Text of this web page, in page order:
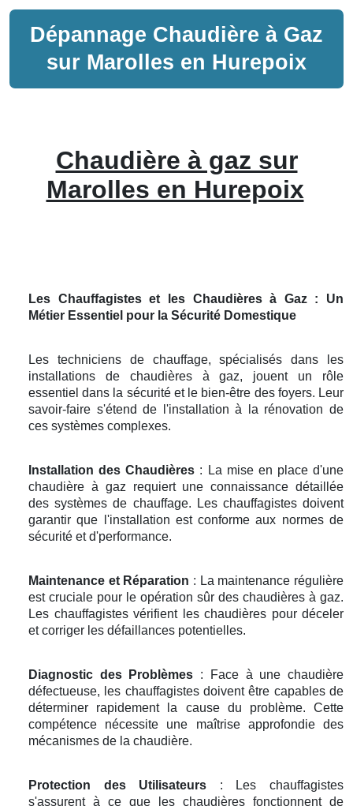
Dépannage Chaudière à Gaz
sur Marolles en Hurepoix
Chaudière à gaz sur
Marolles en Hurepoix
Les Chauffagistes et les Chaudières à Gaz : Un
Métier Essentiel pour la Sécurité Domestique
Les techniciens de chauffage, spécialisés dans les
installations de chaudières à gaz, jouent un rôle
essentiel dans la sécurité et le bien-être des foyers. Leur
savoir-faire s'étend de l'installation à la rénovation de
ces systèmes complexes.
Installation des Chaudières : La mise en place d'une
chaudière à gaz requiert une connaissance détaillée
des systèmes de chauffage. Les chauffagistes doivent
garantir que l'installation est conforme aux normes de
sécurité et d'performance.
Maintenance et Réparation : La maintenance régulière
est cruciale pour le opération sûr des chaudières à gaz.
Les chauffagistes vérifient les chaudières pour déceler
et corriger les défaillances potentielles.
Diagnostic des Problèmes : Face à une chaudière
défectueuse, les chauffagistes doivent être capables de
déterminer rapidement la cause du problème. Cette
compétence nécessite une maîtrise approfondie des
mécanismes de la chaudière.
Protection des Utilisateurs : Les chauffagistes
s'assurent à ce que les chaudières fonctionnent de